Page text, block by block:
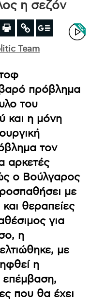
η σεζόν
Team
πρόβλημα
του
και η μόνη
τον
αρκετές
ο Βούλγαρος
με
και θεραπείες
για
η
με
η
επέμβαση,
που θα έχει